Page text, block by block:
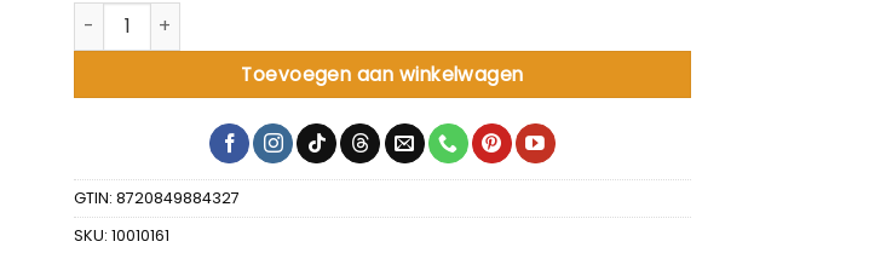
MultiMotion Rolstoelkussen mesh - 50 cm aantal
Toevoegen aan winkelwagen
GTIN: 8720849884327
SKU: 10010161